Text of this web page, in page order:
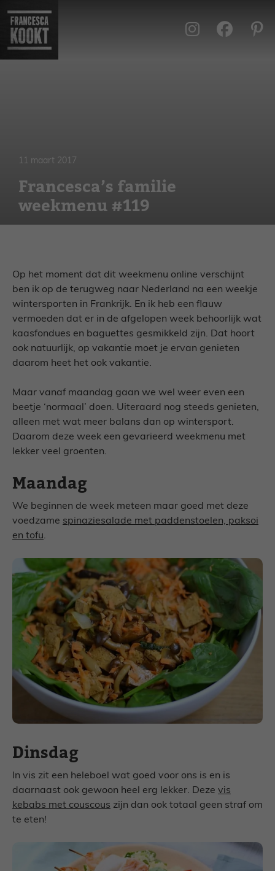
naar
inhoud
11 maart 2017
Francesca’s familie
weekmenu #119
Op het moment dat dit weekmenu online verschijnt
ben ik op de terugweg naar Nederland na een weekje
wintersporten in Frankrijk. En ik heb een flauw
vermoeden dat er in de afgelopen week behoorlijk wat
kaasfondues en baguettes gesmikkeld zijn. Dat hoort
ook natuurlijk, op vakantie moet je ervan genieten
daarom heet het ook vakantie.
Maar vanaf maandag gaan we wel weer even een
beetje ‘normaal’ doen. Uiteraard nog steeds genieten,
alleen met wat meer balans dan op wintersport.
Daarom deze week een gevarieerd weekmenu met
lekker veel groenten.
Maandag
We beginnen de week meteen maar goed met deze
voedzame spinaziesalade met paddenstoelen, paksoi
en tofu.
Dinsdag
In vis zit een heleboel wat goed voor ons is en is
daarnaast ook gewoon heel erg lekker. Deze vis
kebabs met couscous zijn dan ook totaal geen straf om
te eten!